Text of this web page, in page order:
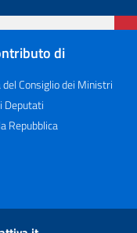
di
del Consiglio dei Ministri
Deputati
Repubblica